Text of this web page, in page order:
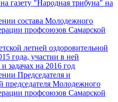
газету "Народная трибуна" на
состава Молодежного
профсоюзов Самарской
летней оздоровительной
года, участии в ней
задачах на 2016 год
Председателя и
председателя Молодежного
профсоюзов Самарской